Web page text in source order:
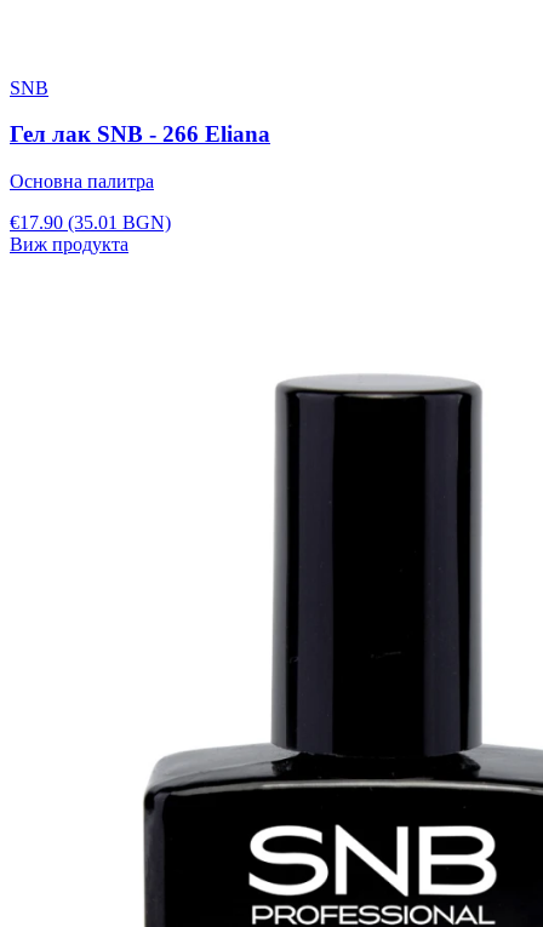
SNB
Гел лак SNB - 266 Eliana
Основна палитра
€17.90 (35.01 BGN)
Виж продукта